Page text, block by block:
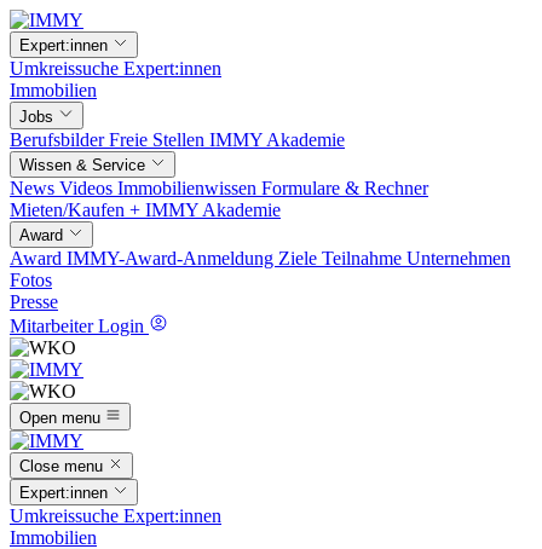
Expert:innen
Umkreissuche Expert:innen
Immobilien
Jobs
BerufsbilderFreie Stellen IMMY Akademie
Wissen & Service
News Videos Immobilienwissen Formulare & Rechner
Mieten/Kaufen + IMMY Akademie
Award
Award IMMY-Award-Anmeldung Ziele Teilnahme Unternehmen
Fotos
Presse
Mitarbeiter Login
Open menu
Close menu
Expert:innen
Umkreissuche Expert:innen
Immobilien